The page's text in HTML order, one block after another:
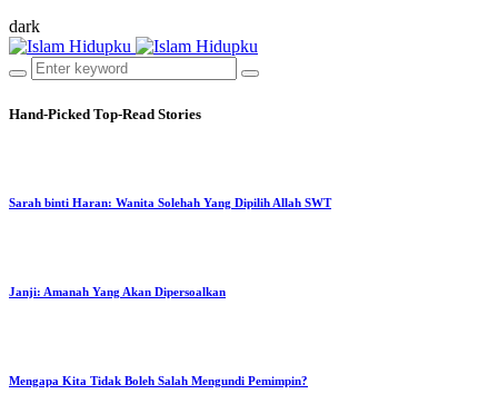
dark
Hand-Picked Top-Read Stories
Sarah binti Haran: Wanita Solehah Yang Dipilih Allah SWT
Janji: Amanah Yang Akan Dipersoalkan
Mengapa Kita Tidak Boleh Salah Mengundi Pemimpin?